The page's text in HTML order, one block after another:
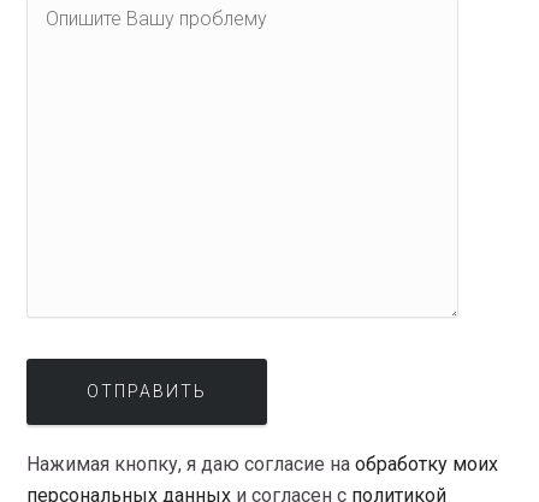
Нажимая кнопку, я даю согласие наобработку моих
персональных данных и согласен с политикой